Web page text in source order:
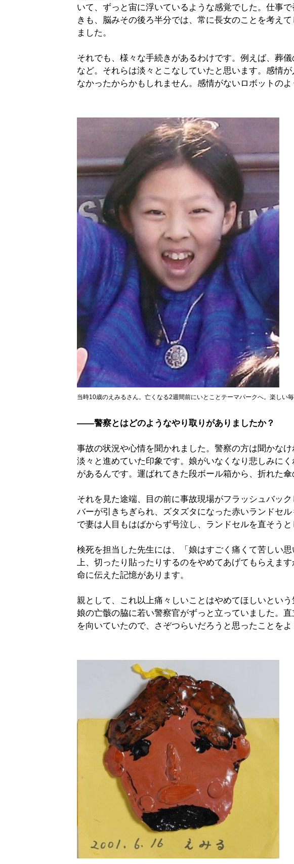
いて、ずっと宙に浮いているような感覚でした。仕事
きも、脳みその後ろ半分では、常に長女のことを考え
ました。
それでも、様々な手続きがあるわけです。例えば、葬
など。それらは淡々とこなしていたと思います。感情
なかったからかもしれません。感情がないロボットのよ
当時10歳のえみるさん。亡くなる2週間前にいとことテーマパークへ。楽しい
――警察とはどのようなやり取りがありましたか？
事故の状況や心情を聞かれました。警察の方は聞かなけ
淡々と進めていた印象です。娘がいなくなり悲しみに
があるんです。運ばれてきた段ボール箱から、折れた傘
それを見た途端、目の前に事故現場がフラッシュバッ
バーが引きちぎられ、ズタズタになった赤いランドセ
で妻は人目もはばからず号泣し、ランドセルを直そう
検死を担当した先生には、「娘はすごく痛くて苦しい
上、切ったり貼ったりするのをやめてあげてもらえま
命に伝えた記憶があります。
親として、これ以上痛々しいことはやめてほしいという
娘の亡骸の脇に若い警察官がずっと立っていました。
を向いていたので、さぞつらいだろうと思ったことをよ